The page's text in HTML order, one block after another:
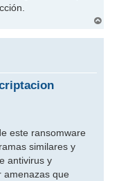
r
este ransomware
similares y
antivirus y
amenazas que